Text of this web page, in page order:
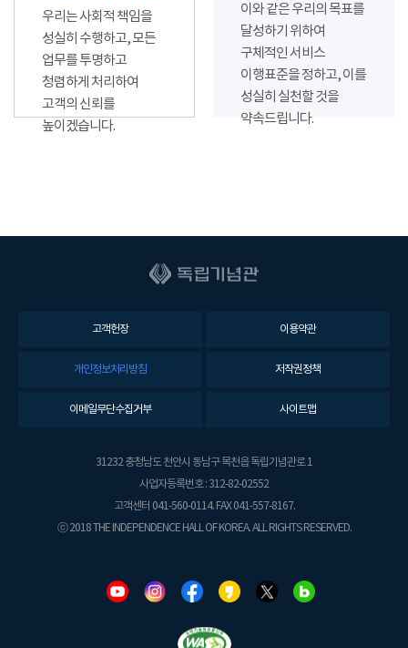
우리는 사회적 책임을
성실히 수행하고, 모든
업무를 투명하고
청렴하게 처리하여
고객의 신뢰를
높이겠습니다.
이와 같은 우리의 목표를
달성하기 위하여
구체적인 서비스
이행표준을 정하고, 이를
성실히 실천할 것을
약속드립니다.
고객헌장 이용약관
개인정보처리방침 저작권정책
이메일무단수집거부 사이트맵
31232 충청남도 천안시 동남구 목천읍 독립기념관로 1
사업자등록번호 : 312-82-02552
고객센터 041-560-0114. FAX 041-557-8167.
ⓒ 2018 THE INDEPENDENCE HALL OF KOREA. ALL RIGHTS RESERVED.